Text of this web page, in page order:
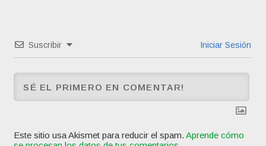
Suscribir Iniciar Sesión
Este sitio usa Akismet para reducir el spam.Aprende cómo